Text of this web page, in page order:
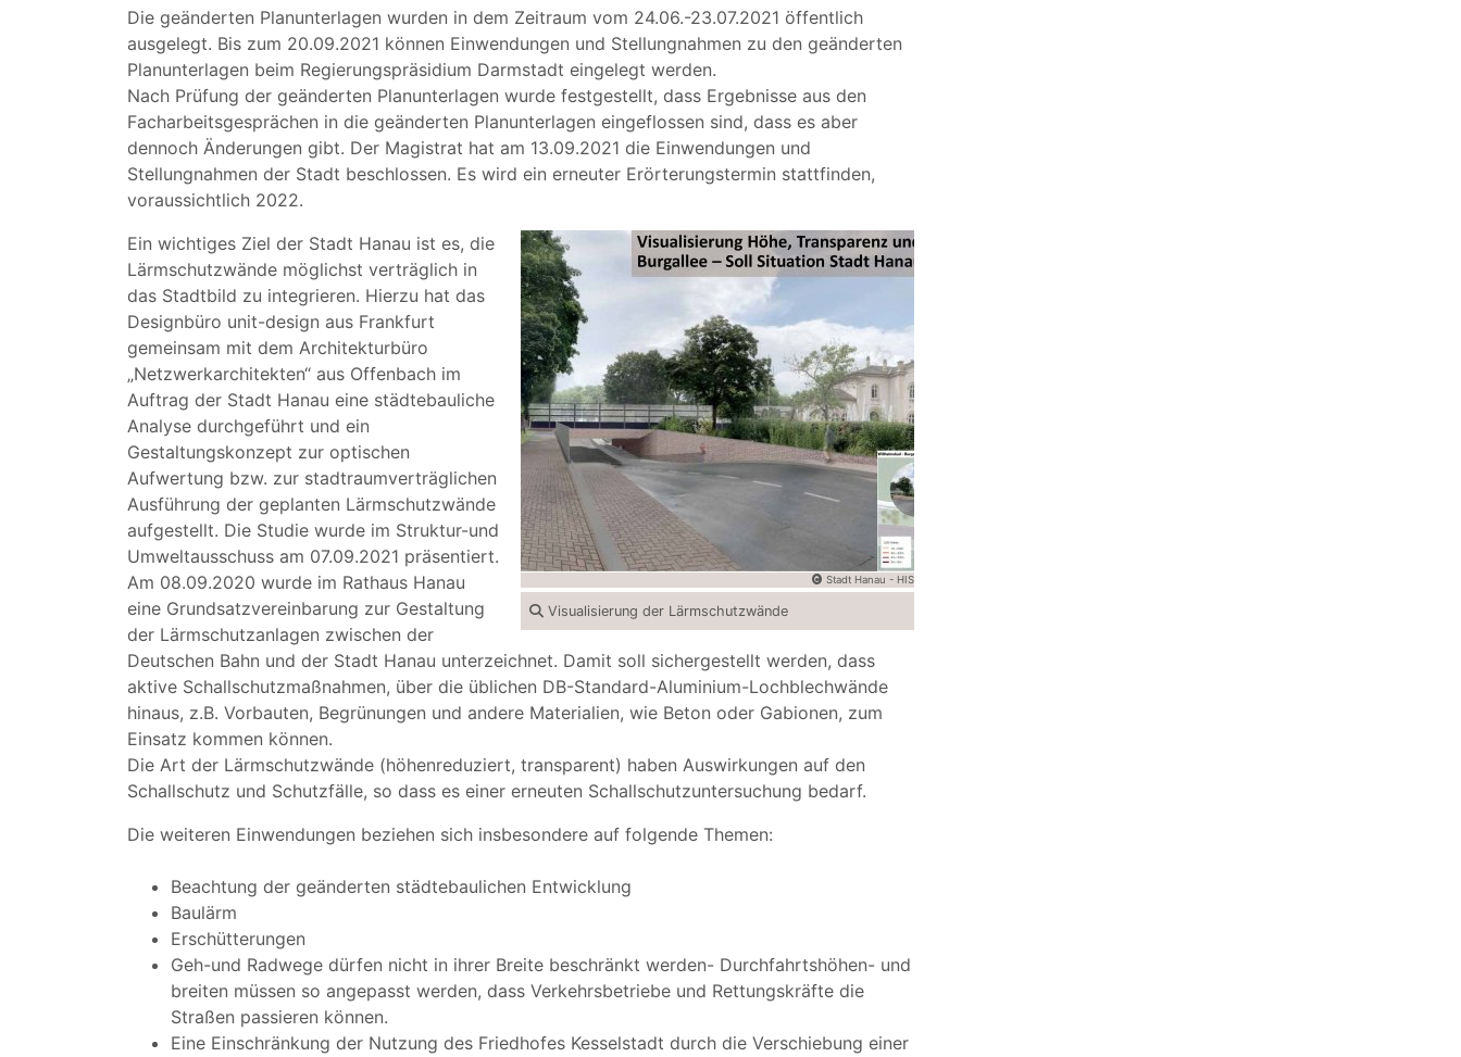
Die geänderten Planunterlagen wurden in dem Zeitraum vom 24.06.-23.07.2021 öffentlich
ausgelegt. Bis zum 20.09.2021 können Einwendungen und Stellungnahmen zu den geänderten
Planunterlagen beim Regierungspräsidium Darmstadt eingelegt werden.
Nach Prüfung der geänderten Planunterlagen wurde festgestellt, dass Ergebnisse aus den
Facharbeitsgesprächen in die geänderten Planunterlagen eingeflossen sind, dass es aber
dennoch Änderungen gibt. Der Magistrat hat am 13.09.2021 die Einwendungen und
Stellungnahmen der Stadt beschlossen. Es wird ein erneuter Erörterungstermin stattfinden,
voraussichtlich 2022.
Stadt Hanau - HIS
Visualisierung der Lärmschutzwände
Ein wichtiges Ziel der Stadt Hanau ist es, die
Lärmschutzwände möglichst verträglich in
das Stadtbild zu integrieren. Hierzu hat das
Designbüro unit-design aus Frankfurt
gemeinsam mit dem Architekturbüro
„Netzwerkarchitekten“ aus Offenbach im
Auftrag der Stadt Hanau eine städtebauliche
Analyse durchgeführt und ein
Gestaltungskonzept zur optischen
Aufwertung bzw. zur stadtraumverträglichen
Ausführung der geplanten Lärmschutzwände
aufgestellt. Die Studie wurde im Struktur-und
Umweltausschuss am 07.09.2021 präsentiert.
Am 08.09.2020 wurde im Rathaus Hanau
eine Grundsatzvereinbarung zur Gestaltung
der Lärmschutzanlagen zwischen der
Deutschen Bahn und der Stadt Hanau unterzeichnet. Damit soll sichergestellt werden, dass
aktive Schallschutzmaßnahmen, über die üblichen DB-Standard-Aluminium-Lochblechwände
hinaus, z.B. Vorbauten, Begrünungen und andere Materialien, wie Beton oder Gabionen, zum
Einsatz kommen können.
Die Art der Lärmschutzwände (höhenreduziert, transparent) haben Auswirkungen auf den
Schallschutz und Schutzfälle, so dass es einer erneuten Schallschutzuntersuchung bedarf.
Die weiteren Einwendungen beziehen sich insbesondere auf folgende Themen:
Beachtung der geänderten städtebaulichen Entwicklung
Baulärm
Erschütterungen
Geh-und Radwege dürfen nicht in ihrer Breite beschränkt werden- Durchfahrtshöhen- und
breiten müssen so angepasst werden, dass Verkehrsbetriebe und Rettungskräfte die
Straßen passieren können.
Eine Einschränkung der Nutzung des Friedhofes Kesselstadt durch die Verschiebung einer